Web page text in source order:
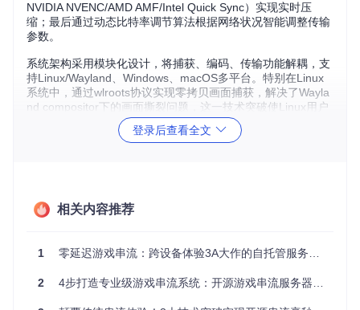
NVIDIA NVENC/AMD AMF/Intel Quick Sync）实现实时压
缩；最后通过动态比特率调节算法根据网络状况智能调整传输
参数。
系统架构采用模块化设计，将捕获、编码、传输功能解耦，支
持Linux/Wayland、Windows、macOS多平台。特别在Linux
系统中，通过wlroots协议实现零拷贝画面捕获，解决了Wayla
nd compositor下的画面撕裂问题，这一技术突破使Linux用户
首次获得与Windows平台相当的串流体验。
二、多场景应用指南：从安装到连接的完整流程
登录后查看全文
相关内容推荐
1 零延迟游戏串流：跨设备体验3A大作的自托管服务器解决方案
2 4步打造专业级游戏串流系统：开源游戏串流服务器完全配置指南